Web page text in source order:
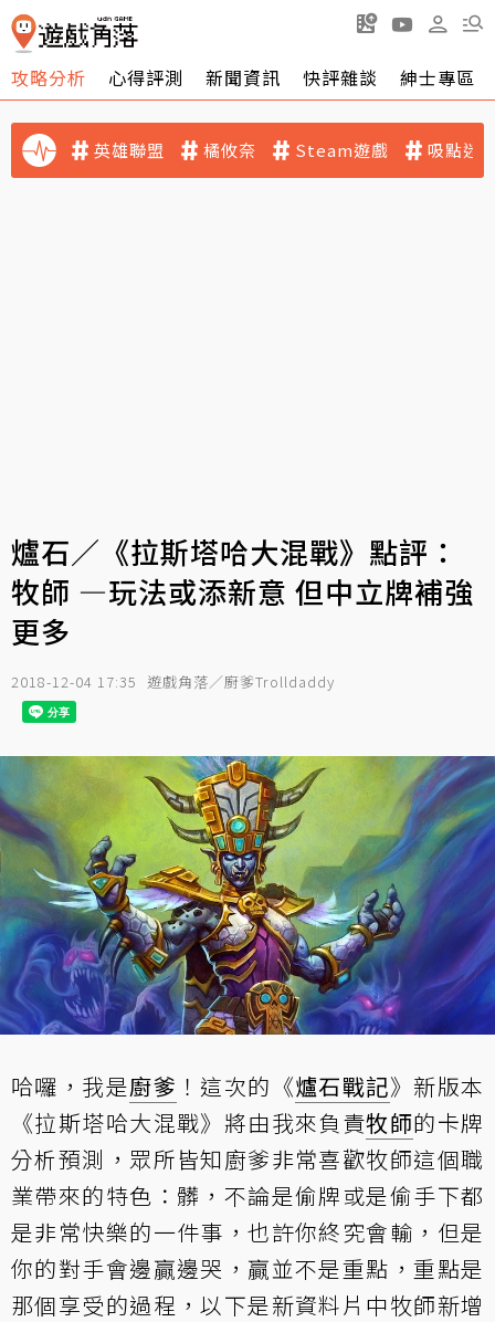
攻略分析 心得評測 新聞資訊 快評雜談 紳士專區
英雄聯盟 橘攸奈 Steam遊戲 吸點迷
爐石／《拉斯塔哈大混戰》點評：
牧師 —玩法或添新意 但中立牌補強
更多
2018-12-04 17:35 遊戲角落／廚爹Trolldaddy
哈囉，我是廚爹 ！這次的《爐石戰記》新版本
《拉斯塔哈大混戰》將由我來負責牧師的卡牌
分析預測，眾所皆知廚爹非常喜歡牧師這個職
業帶來的特色：髒，不論是偷牌或是偷手下都
是非常快樂的一件事，也許你終究會輸，但是
你的對手會邊贏邊哭，贏並不是重點，重點是
那個享受的過程，以下是新資料片中牧師新增